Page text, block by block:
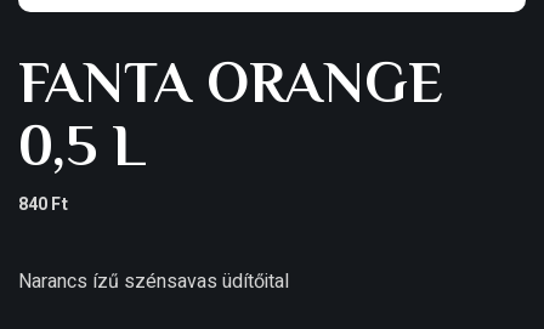
FANTA ORANGE
0,5 L
840Ft
Narancs ízű szénsavas üdítőital